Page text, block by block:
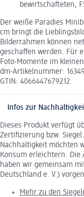
bewirtschafteten,
Der weiße Paradies
cm bringt die
Bilderrahmen können
geschaffen werden. Für
Foto-Momente im
dm-Artikelnummer:
GTIN: 4066447679212
Infos zur
Dieses Produkt verfügt
Zertifizierung bzw.
Nachhaltigkeit möchten
Konsum erleichtern. Die
haben wir gemeinsam
Deutschland e. V.)
Mehr zu den